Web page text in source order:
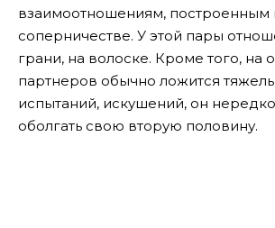
взаимоотношениям, построенным
соперничестве. У этой пары
грани, на волоске. Кроме того, на
партнеров обычно ложится
испытаний, искушений, он
оболгать свою вторую половину.